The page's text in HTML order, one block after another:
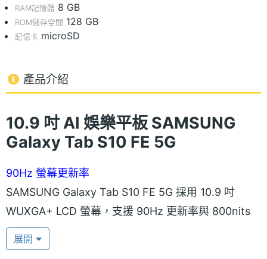
RAM記憶體 8 GB
ROM儲存空間 128 GB
記憶卡 microSD
產品介紹
10.9 吋 AI 娛樂平板 SAMSUNG
Galaxy Tab S10 FE 5G
90Hz 螢幕更新率
SAMSUNG Galaxy Tab S10 FE 5G 採用 10.9 吋
WUXGA+ LCD 螢幕，支援 90Hz 更新率與 800nits
高亮度模式，呈現細膩流暢的畫面表現，並透過智慧
動態調節技術，兼顧顯示品質與電池續航。螢幕搭載
展開